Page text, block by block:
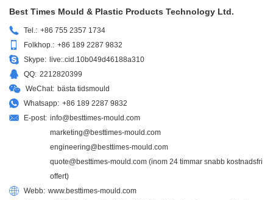
Best Times Mould & Plastic Products Technology Ltd.
Tel.: +86 755 2357 1734
Folkhop.: +86 189 2287 9832
Skype: live:.cid.10b049d46188a310
QQ: 2212820399
WeChat: bästa tidsmould
Whatsapp: +86 189 2287 9832
E-post: info@besttimes-mould.com
marketing@besttimes-mould.com
engineering@besttimes-mould.com
quote@besttimes-mould.com (inom 24 timmar snabb kostnadsfri
offert)
Webb: www.besttimes-mould.com